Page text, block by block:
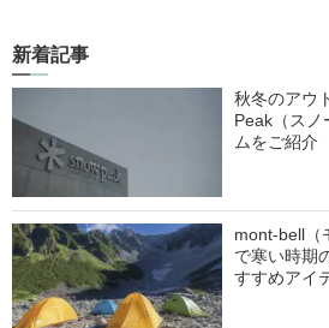
新着記事
秋冬のアウ
Peak（スノ
ムをご紹介
mont-bell（
で寒い時期
すすめアイ